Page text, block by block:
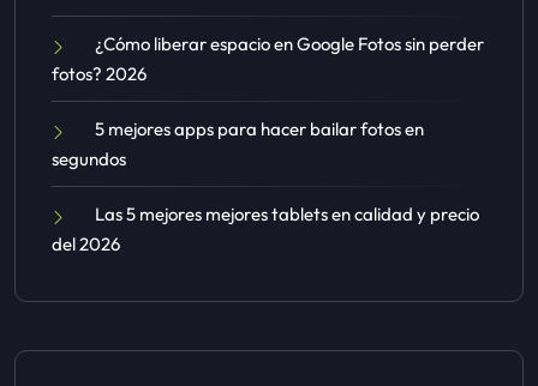
¿Cómo liberar espacio en Google Fotos sin perder
fotos? 2026
5 mejores apps para hacer bailar fotos en
segundos
Las 5 mejores mejores tablets en calidad y precio
del 2026